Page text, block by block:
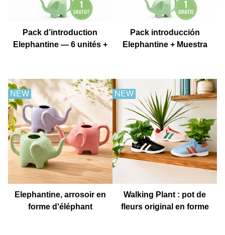
Pack d’introduction
Elephantine — 6 unités +
Pack introducción
Elephantine + Muestra
NEW
Elephantine, arrosoir en
forme d'éléphant
NEW
Walking Plant : pot de
fleurs original en forme